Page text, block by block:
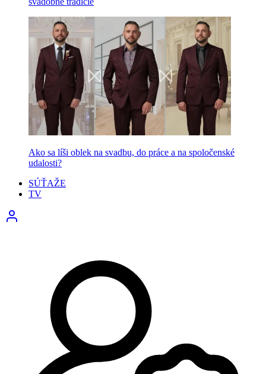
Ako sa líši oblek na svadbu, do práce a na spoločenské
udalosti?
SÚŤAŽE
TV